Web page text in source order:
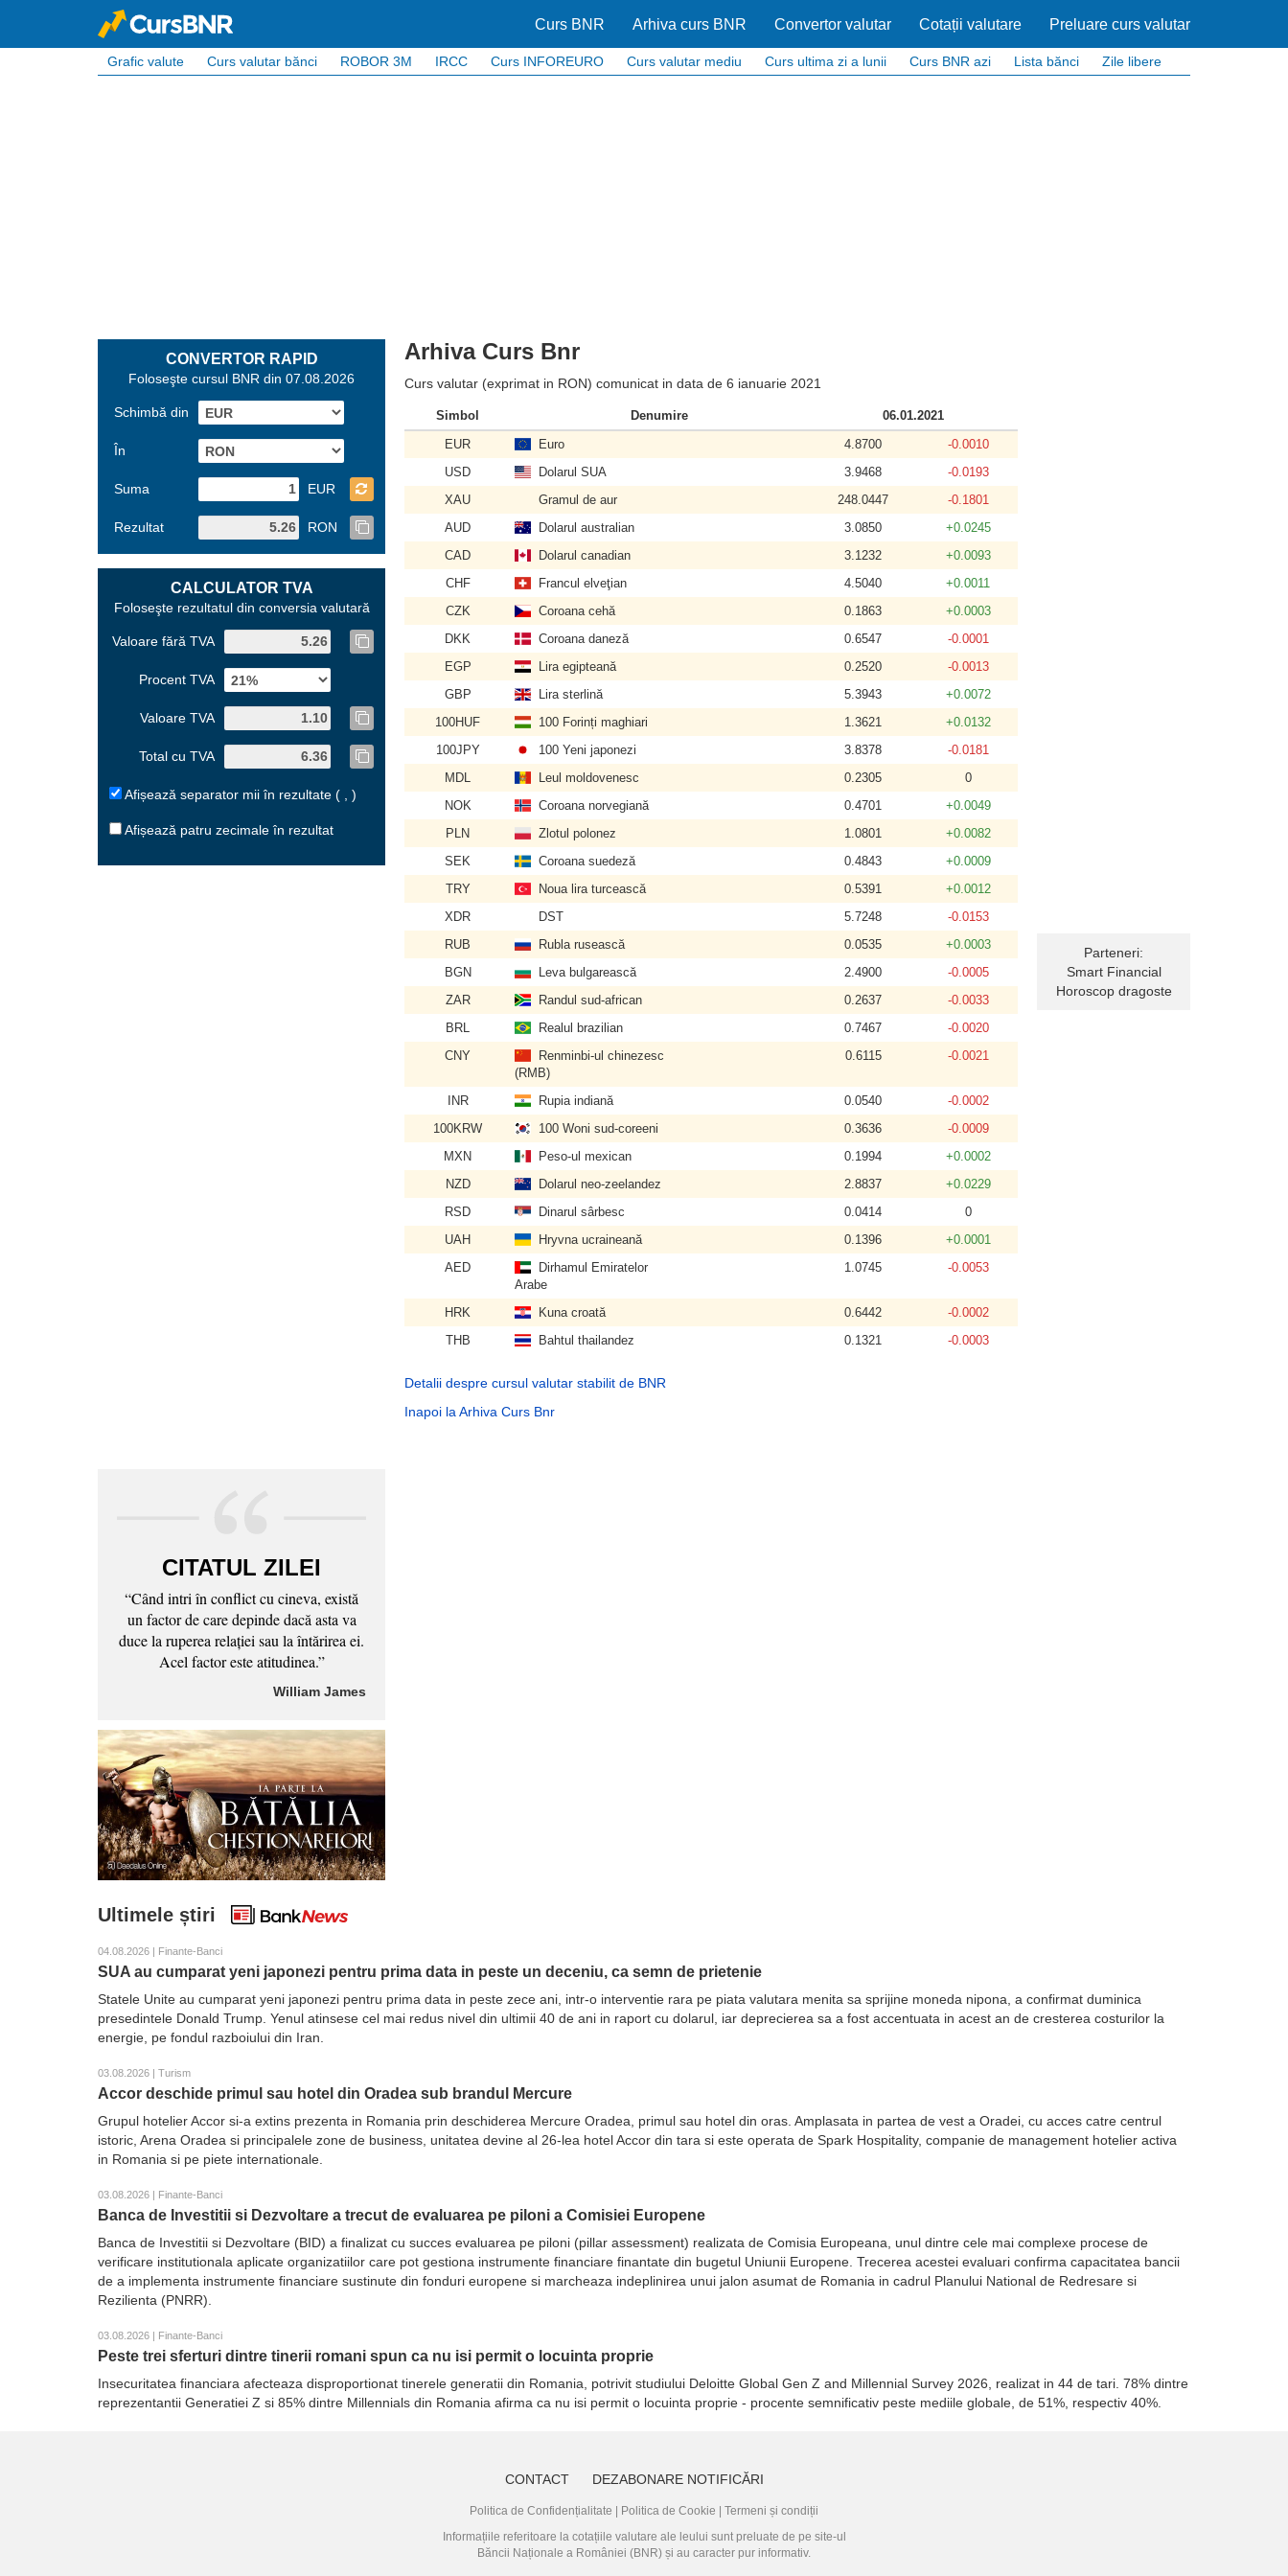
Curs BNR Arhiva curs BNR Convertor valutar Cotații valutare Preluare curs valutar
Grafic valute Curs valutar bănci ROBOR 3M IRCC Curs INFOREURO Curs valutar mediu Curs ultima zi a lunii Curs BNR azi Lista bănci Zile libere
CONVERTOR RAPID
Foloseşte cursul BNR din 07.08.2026
Schimbă din
În
Suma EUR
Rezultat RON
CALCULATOR TVA
Foloseşte rezultatul din conversia valutară
Valoare fără TVA
Procent TVA
Valoare TVA
Total cu TVA
Afișează separator mii în rezultate ( , )
Afișează patru zecimale în rezultat
CITATUL ZILEI
“Când intri în conflict cu cineva, există
un factor de care depinde dacă asta va
duce la ruperea relaţiei sau la întărirea ei.
Acel factor este atitudinea.”
William James
Arhiva Curs Bnr
Curs valutar (exprimat in RON) comunicat in data de 6 ianuarie 2021
Simbol Denumire
06.01.2021
EUR
Euro 4.8700
-0.0010
USD
Dolarul SUA 3.9468
-0.0193
XAU
Gramul de aur 248.0447
-0.1801
AUD
Dolarul australian 3.0850
+0.0245
CAD
Dolarul canadian 3.1232
+0.0093
CHF
Francul elveţian 4.5040
+0.0011
CZK
Coroana cehă 0.1863
+0.0003
DKK
Coroana daneză 0.6547
-0.0001
EGP
Lira egipteană 0.2520
-0.0013
GBP
Lira sterlină 5.3943
+0.0072
100HUF
100 Forinți maghiari 1.3621
+0.0132
100JPY
100 Yeni japonezi 3.8378
-0.0181
MDL
Leul moldovenesc 0.2305
0
NOK
Coroana norvegiană 0.4701
+0.0049
PLN
Zlotul polonez 1.0801
+0.0082
SEK
Coroana suedeză 0.4843
+0.0009
TRY
Noua lira turcească 0.5391
+0.0012
XDR
DST 5.7248
-0.0153
RUB
Rubla rusească 0.0535
+0.0003
BGN
Leva bulgarească 2.4900
-0.0005
ZAR
Randul sud-african 0.2637
-0.0033
BRL
Realul brazilian 0.7467
-0.0020
CNY
Renminbi-ul chinezesc
(RMB)
0.6115 -0.0021
INR Rupia indiană 0.0540
-0.0002
100KRW
100 Woni sud-coreeni 0.3636
-0.0009
MXN
Peso-ul mexican 0.1994
+0.0002
NZD
Dolarul neo-zeelandez 2.8837
+0.0229
RSD
Dinarul sârbesc 0.0414
0
UAH
Hryvna ucraineană 0.1396
+0.0001
AED
Dirhamul Emiratelor
Arabe
1.0745 -0.0053
HRK Kuna croată 0.6442
-0.0002
THB
Bahtul thailandez 0.1321 -0.0003
Detalii despre cursul valutar stabilit de BNR
Inapoi la Arhiva Curs Bnr
Parteneri:
Smart Financial
Horoscop dragoste
Ultimele știri
04.08.2026 | Finante-Banci
SUA au cumparat yeni japonezi pentru prima data in peste un deceniu, ca semn de prietenie
Statele Unite au cumparat yeni japonezi pentru prima data in peste zece ani, intr-o interventie rara pe piata valutara menita sa sprijine moneda nipona, a confirmat duminica
presedintele Donald Trump. Yenul atinsese cel mai redus nivel din ultimii 40 de ani in raport cu dolarul, iar deprecierea sa a fost accentuata in acest an de cresterea costurilor la
energie, pe fondul razboiului din Iran.
03.08.2026 | Turism
Accor deschide primul sau hotel din Oradea sub brandul Mercure
Grupul hotelier Accor si-a extins prezenta in Romania prin deschiderea Mercure Oradea, primul sau hotel din oras. Amplasata in partea de vest a Oradei, cu acces catre centrul
istoric, Arena Oradea si principalele zone de business, unitatea devine al 26-lea hotel Accor din tara si este operata de Spark Hospitality, companie de management hotelier activa
in Romania si pe piete internationale.
03.08.2026 | Finante-Banci
Banca de Investitii si Dezvoltare a trecut de evaluarea pe piloni a Comisiei Europene
Banca de Investitii si Dezvoltare (BID) a finalizat cu succes evaluarea pe piloni (pillar assessment) realizata de Comisia Europeana, unul dintre cele mai complexe procese de
verificare institutionala aplicate organizatiilor care pot gestiona instrumente financiare finantate din bugetul Uniunii Europene. Trecerea acestei evaluari confirma capacitatea bancii
de a implementa instrumente financiare sustinute din fonduri europene si marcheaza indeplinirea unui jalon asumat de Romania in cadrul Planului National de Redresare si
Rezilienta (PNRR).
03.08.2026 | Finante-Banci
Peste trei sferturi dintre tinerii romani spun ca nu isi permit o locuinta proprie
Insecuritatea financiara afecteaza disproportionat tinerele generatii din Romania, potrivit studiului Deloitte Global Gen Z and Millennial Survey 2026, realizat in 44 de tari. 78% dintre
reprezentantii Generatiei Z si 85% dintre Millennials din Romania afirma ca nu isi permit o locuinta proprie - procente semnificativ peste mediile globale, de 51%, respectiv 40%.
CONTACT DEZABONARE NOTIFICĂRI
Politica de Confidențialitate Politica de Cookie
Termeni și condiții
Informațiile referitoare la cotațiile valutare ale leului sunt preluate de pe site-ul
Băncii Naționale a României (BNR) și au caracter pur informativ.